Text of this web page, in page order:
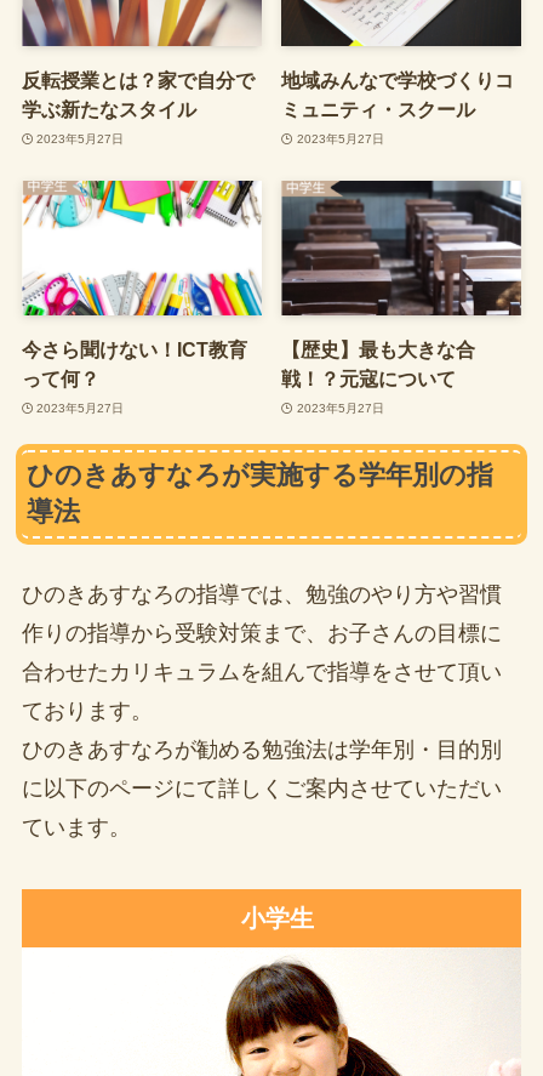
反転授業とは？家で自分で
学ぶ新たなスタイル
2023年5月27日
地域みんなで学校づくりコ
ミュニティ・スクール
2023年5月27日
今さら聞けない！ICT教育
って何？
2023年5月27日
【歴史】最も大きな合
戦！？元寇について
2023年5月27日
ひのきあすなろが実施する学年別の指
導法
ひのきあすなろの指導では、勉強のやり方や習慣
作りの指導から受験対策まで、お子さんの目標に
合わせたカリキュラムを組んで指導をさせて頂い
ております。
ひのきあすなろが勧める勉強法は学年別・目的別
に以下のページにて詳しくご案内させていただい
ています。
小学生